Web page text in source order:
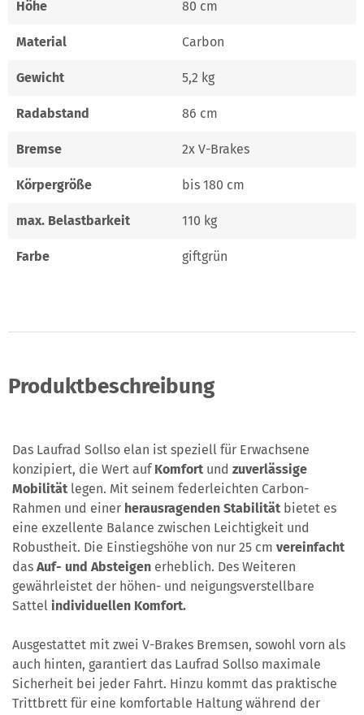
Höhe 80 cm
Material Carbon
Gewicht 5,2 kg
Radabstand 86 cm
Bremse 2x V-Brakes
Körpergröße bis 180 cm
max. Belastbarkeit 110 kg
Farbe giftgrün
Produktbeschreibung
Das Laufrad Sollso elan ist speziell für Erwachsene
konzipiert, die Wert auf Komfort und zuverlässige
Mobilität legen. Mit seinem federleichten Carbon-
Rahmen und einer herausragenden Stabilität bietet es
eine exzellente Balance zwischen Leichtigkeit und
Robustheit. Die Einstiegshöhe von nur 25 cm vereinfacht
das Auf- und Absteigen erheblich. Des Weiteren
gewährleistet der höhen- und neigungsverstellbare
Sattel individuellen Komfort.
Ausgestattet mit zwei V-Brakes Bremsen, sowohl vorn als
auch hinten, garantiert das Laufrad Sollso maximale
Sicherheit bei jeder Fahrt. Hinzu kommt das praktische
Trittbrett für eine komfortable Haltung während der